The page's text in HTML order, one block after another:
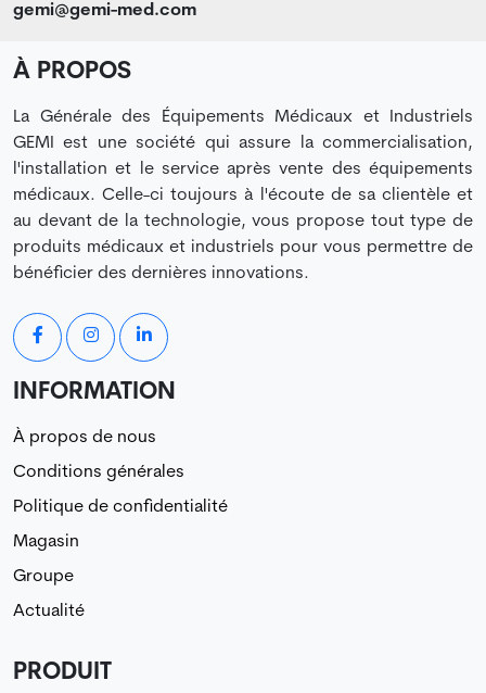
gemi@gemi-med.com
À PROPOS
La Générale des Équipements Médicaux et Industriels
GEMI est une société qui assure la commercialisation,
l'installation et le service après vente des équipements
médicaux. Celle-ci toujours à l'écoute de sa clientèle et
au devant de la technologie, vous propose tout type de
produits médicaux et industriels pour vous permettre de
bénéficier des dernières innovations.
INFORMATION
À propos de nous
Conditions générales
Politique de confidentialité
Magasin
Groupe
Actualité
PRODUIT